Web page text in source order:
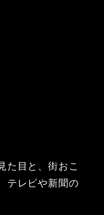
た目と、街おこ
テレビや新聞の